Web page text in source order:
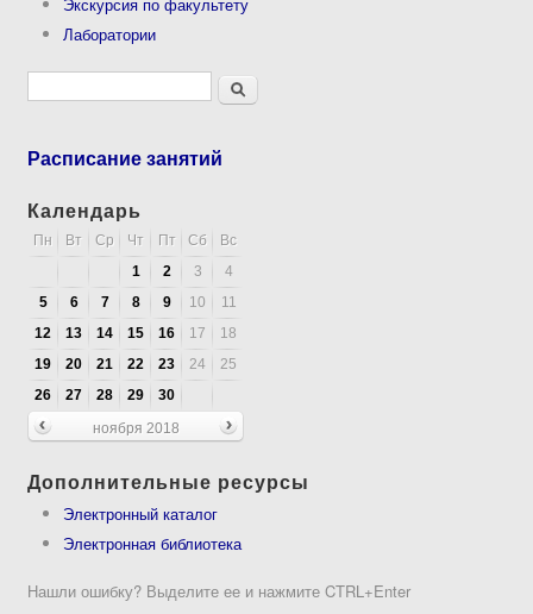
Лаборатории
Форма поискаПоиск
Расписание занятий
Календарь
Пн Вт Ср Чт Пт Сб
Вс
1
2 3
4
5
6 7 8 9 10
11
12
13 14 15 16 17
18
19
20 21 22 23 24
25
26
27 28 29
30
ноября 2018
Дополнительные ресурсы
Электронный каталог
Электронная библиотека
Нашли ошибку? Выделите ее и нажмите CTRL+Enter